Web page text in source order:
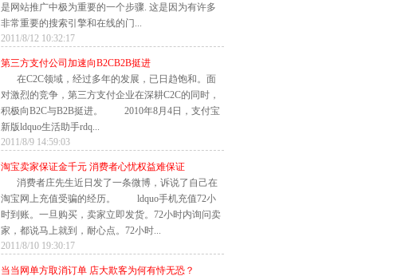
是网站推广中极为重要的一个步骤. 这是因为有许多
非常重要的搜索引擎和在线的门...
2011/8/12 10:32:17
第三方支付公司加速向B2CB2B挺进
在C2C领域，经过多年的发展，已日趋饱和。面
对激烈的竞争，第三方支付企业在深耕C2C的同时，
积极向B2C与B2B挺进。 2010年8月4日，支付宝
新版ldquo生活助手rdq...
2011/8/9 14:59:03
淘宝卖家保证金千元 消费者心忧权益难保证
消费者庄先生近日发了一条微博，诉说了自己在
淘宝网上充值受骗的经历。 ldquo手机充值72小
时到账。一旦购买，卖家立即发货。72小时内询问卖
家，都说马上就到，耐心点。72小时...
2011/8/10 19:30:17
当当网单方取消订单 店大欺客为何有恃无恐？